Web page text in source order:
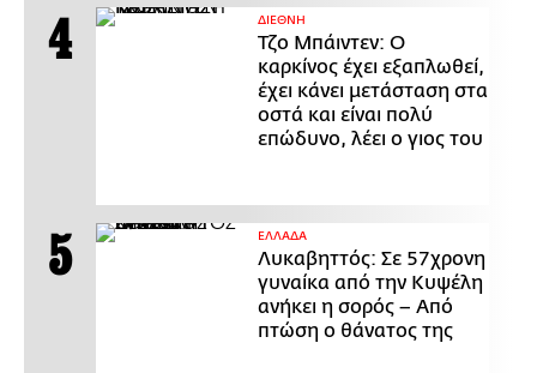
ΔΙΕΘΝΗ
Τζο Μπάιντεν: Ο
καρκίνος έχει εξαπλωθεί,
έχει κάνει μετάσταση στα
οστά και είναι πολύ
επώδυνο, λέει ο γιος του
ΕΛΛΑΔΑ
Λυκαβηττός: Σε 57χρονη
γυναίκα από την Κυψέλη
ανήκει η σορός – Από
πτώση ο θάνατος της